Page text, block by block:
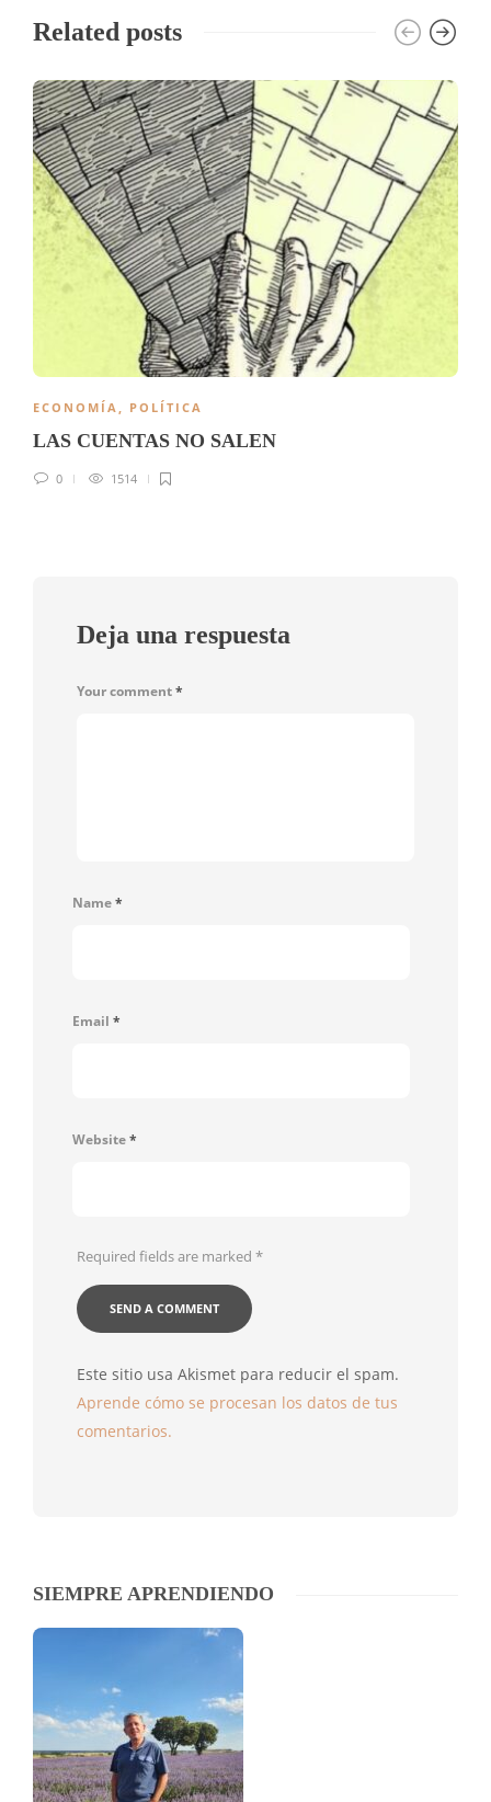
Related posts
ECONOMÍA, POLÍTICA
LAS CUENTAS NO SALEN
0 1514
Deja una respuesta
Your comment*
Name*
Email *
Website*
Required fields are marked *
Este sitio usa Akismet para reducir el spam.
Aprende cómo se procesan los datos de tus
comentarios.
SIEMPRE APRENDIENDO